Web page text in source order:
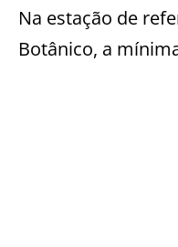
Na estação de
Botânico, a